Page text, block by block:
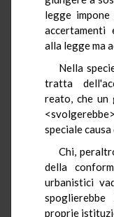
legge
alla legge ma
Nella
tratta
reato, che un
speciale
Chi,
della
urbanistici
proprie